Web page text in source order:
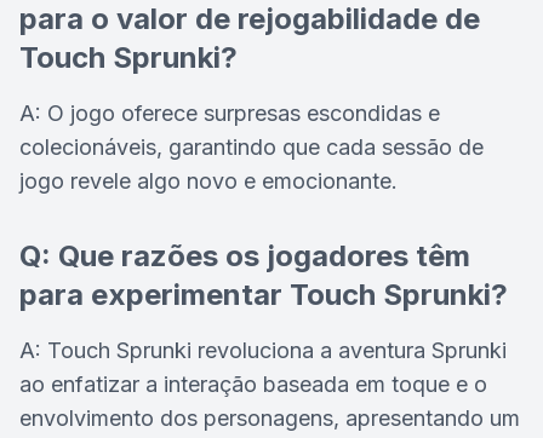
para o valor de rejogabilidade de
Touch Sprunki?
A: O jogo oferece surpresas escondidas e
colecionáveis, garantindo que cada sessão de
jogo revele algo novo e emocionante.
Q: Que razões os jogadores têm
para experimentar Touch Sprunki?
A: Touch Sprunki revoluciona a aventura Sprunki
ao enfatizar a interação baseada em toque e o
envolvimento dos personagens, apresentando um